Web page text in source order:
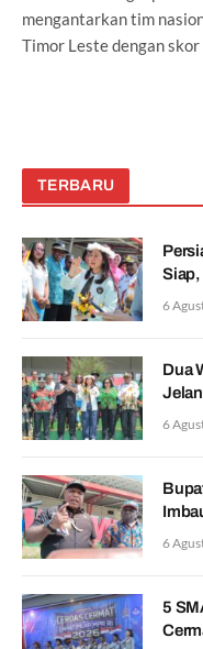
mengantarkan tim
Timor Leste dengan skor
TERBARU
Siap,
6
Dua
6
6
5